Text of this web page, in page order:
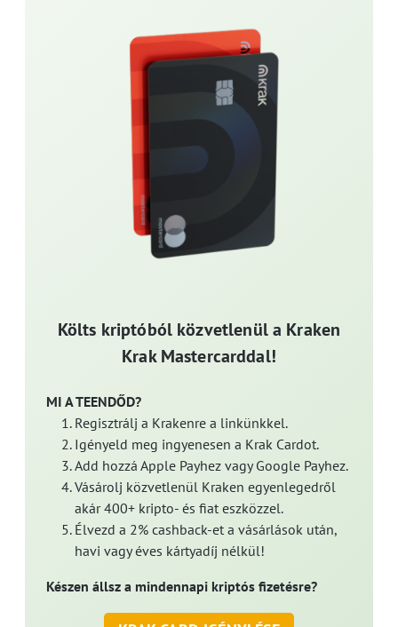
Költs kriptóból közvetlenül a Kraken
Krak Mastercarddal!
MI A TEENDŐD?
Regisztrálj a Krakenre a linkünkkel.
Igényeld meg ingyenesen a Krak Cardot.
Add hozzá Apple Payhez vagy Google Payhez.
Vásárolj közvetlenül Kraken egyenlegedről
akár 400+ kripto- és fiat eszközzel.
Élvezd a 2% cashback-et a vásárlások után,
havi vagy éves kártyadíj nélkül!
Készen állsz a mindennapi kriptós fizetésre?